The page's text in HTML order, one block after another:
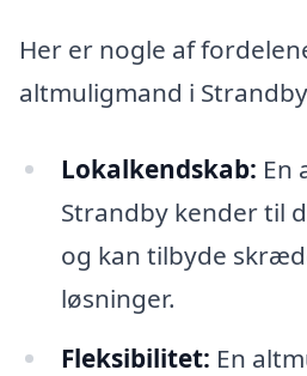
Her er nogle af
altmuligmand i
Lokalkendskab: En
Strandby kender til
og kan tilbyde
løsninger.
Fleksibilitet: En